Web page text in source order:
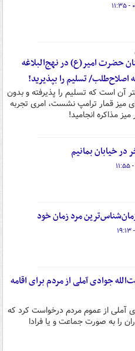
حضرت امیر(ع) در نهج‌البلاغه
اصلاح‌طلب/ تسلیم را بپذیرید!
آن است که تسلیم را پذیرفته و بدون
میز قمار ترامپ نشست، امری تجربه
مذاکره انجامید!
در خیابان بمانیم
مرد زمان خود
جوادی آملی از مردم برای اقامه
آملی از عموم مردم درخواست کرد که
را به صورت جماعت و یا فرادا